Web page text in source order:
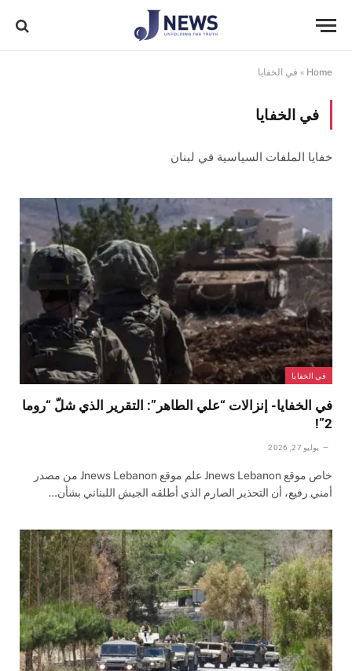
Home
» في الخفايا
في الخفايا
خفايا الملفات السياسية في لبنان
في الخفايا
في الخفايا- إنزالات “علي الطاهر”: التقرير الذي شلّ “روما
2”!
يوليو 27, 2026
خاص موقع Jnews Lebanon علم موقع Jnews Lebanon من مصدر
أمني رفيع، أن التحذير الصارم الذي أطلقه الجيش اللبناني بشأن…